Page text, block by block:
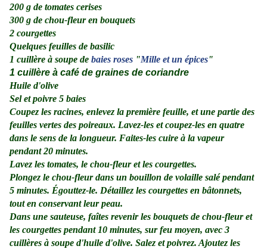
200 g de tomates cerises
300 g de chou-fleur en bouquets
2 courgettes
Quelques feuilles de basilic
1 cuillère à soupe de baies roses "Mille et un épices"
1 cuillère à café de graines de coriandre
Huile d'olive
Sel et poivre 5 baies
Coupez les racines, enlevez la première feuille, et une partie des
feuilles vertes des poireaux. Lavez-les et coupez-les en quatre
dans le sens de la longueur. Faites-les cuire à la vapeur
pendant 20 minutes.
Lavez les tomates, le chou-fleur et les courgettes.
Plongez le chou-fleur dans un bouillon de volaille salé pendant
5 minutes. Égouttez-le. Détaillez les courgettes en bâtonnets,
tout en conservant leur peau.
Dans une sauteuse, faîtes revenir les bouquets de chou-fleur et
les courgettes pendant 10 minutes, sur feu moyen, avec 3
cuillères à soupe d'huile d'olive. Salez et poivrez. Ajoutez les